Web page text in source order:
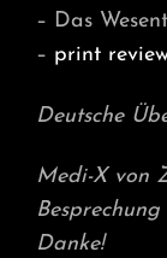
– Das
– print
Deutsche
Medi-X von
Besprechung
Danke!